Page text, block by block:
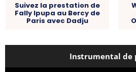
Suivez la prestation de
Fally Ipupa au Bercy de
Paris avec Dadju
Instrumental de